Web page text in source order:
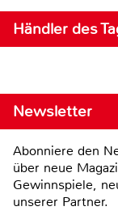
Händler des
Newsletter
Abonniere den
über neue
Gewinnspiele,
unserer Partner.